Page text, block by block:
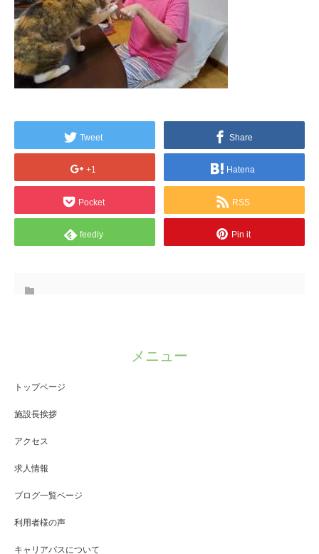
Tweet Share
+1 Hatena
Pocket RSS
feedly Pin it
メニュー
トップページ
施設長挨拶
アクセス
求人情報
ブログ一覧ページ
利用者様の声
キャリアパスについて